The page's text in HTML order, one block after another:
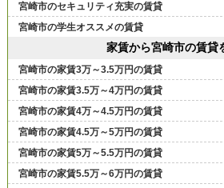
宮崎市のセキュリティ充実の賃貸
宮崎市の学生オススメの賃貸
家賃から宮崎市の賃貸
宮崎市の家賃3万～3.5万円の賃貸
宮崎市の家賃3.5万～4万円の賃貸
宮崎市の家賃4万～4.5万円の賃貸
宮崎市の家賃4.5万～5万円の賃貸
宮崎市の家賃5万～5.5万円の賃貸
宮崎市の家賃5.5万～6万円の賃貸